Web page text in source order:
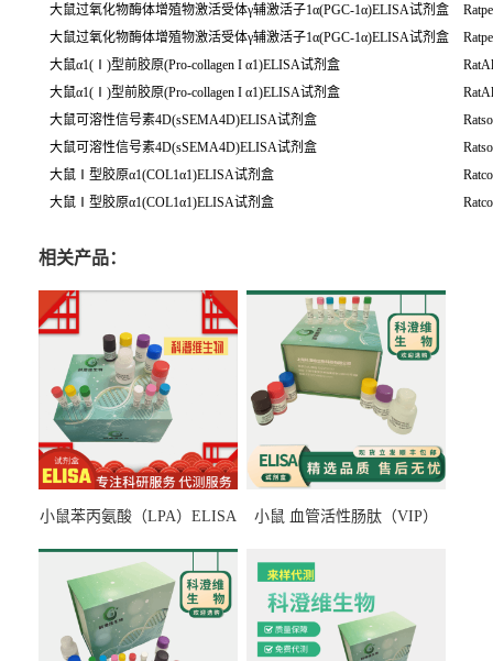
大鼠过氧化物酶体增殖物激活受体γ辅激活子1α(PGC-1α)ELISA试剂盒
大鼠过氧化物酶体增殖物激活受体γ辅激活子1α(PGC-1α)ELISA试剂盒
大鼠α1(Ⅰ)型前胶原(Pro-collagen I α1)ELISA试剂盒
大鼠α1(Ⅰ)型前胶原(Pro-collagen I α1)ELISA试剂盒
大鼠可溶性信号素4D(sSEMA4D)ELISA试剂盒
大鼠可溶性信号素4D(sSEMA4D)ELISA试剂盒
大鼠Ⅰ型胶原α1(COL1α1)ELISA试剂盒
大鼠Ⅰ型胶原α1(COL1α1)ELISA试剂盒
相关产品：
小鼠苯丙氨酸（LPA）ELISA
小鼠 血管活性肠肽（VIP）